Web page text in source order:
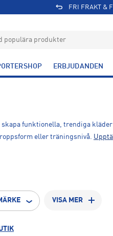
FRI FRAKT &
ERBJUDANDEN
funktionella, trendiga
eller träningsnivå.
VISA MER